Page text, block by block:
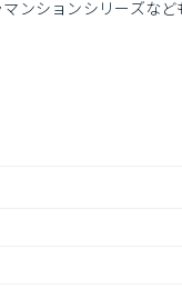
ンションシリーズな